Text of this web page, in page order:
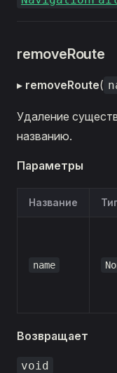
removeRoute
▸ removeRoute(
Удаление
названию.
Параметры
Название
name
Возвращает
void